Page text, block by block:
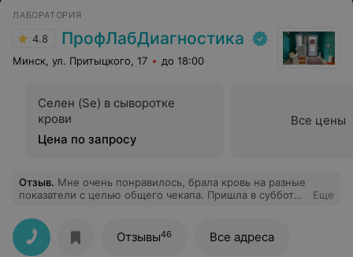
вылечила сына от заикания .
ЛАБОРАТОРИЯ
4.8 ПрофЛабДиагностика
Минск, ул. Притыцкого, 17 до 18:00
Селен (Se) в сыворотке
крови
Цена по запросу
Все цены
Отзыв. Мне очень понравилось, брала кровь на разные
показатели с целью общего чекапа. Пришла в субботу
оформление заняло минут 20-25. Самое
безболезненное взятие крови из вены, девушке
большой +. Единственное, так как помещение
Еще
Отзывы46 Все адреса